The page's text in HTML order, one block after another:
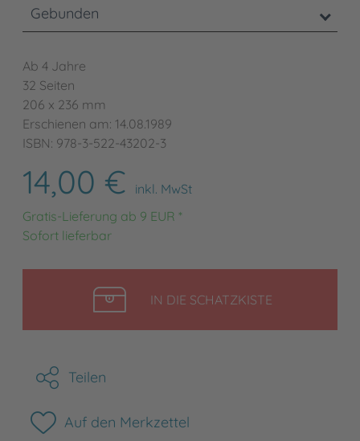
Gebunden
Ab 4 Jahre
32 Seiten
206 x 236 mm
Erschienen am: 14.08.1989
ISBN: 978-3-522-43202-3
14,00 €
inkl. MwSt
Gratis-Lieferung ab 9 EUR *
Sofort lieferbar
IN DIE SCHATZKISTELEGEN
Teilen
Auf den Merkzettel